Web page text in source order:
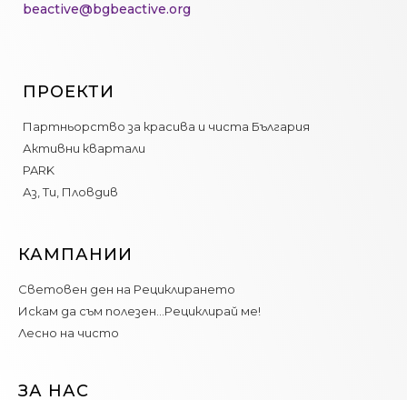
beactive@bgbeactive.org
ПРОЕКТИ
Партньорство за красива и чиста България
Активни квартали
PARK
Аз, Ти, Пловдив
КАМПАНИИ
Световен ден на Рециклирането
Искам да съм полезен…Рециклирай ме!
Лесно на чисто
ЗА НАС